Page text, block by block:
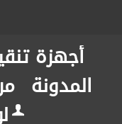
أجهزة
المدونة